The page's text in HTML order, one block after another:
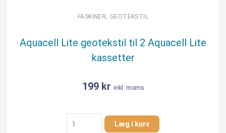
dræning,
faskiner
FASKINER, GEOTEKSTIL
Aquacell Lite geotekstil til 2 Aquacell Lite
kassetter
199 kr inkl. moms
Aquacell
Lite
Læg i kurv